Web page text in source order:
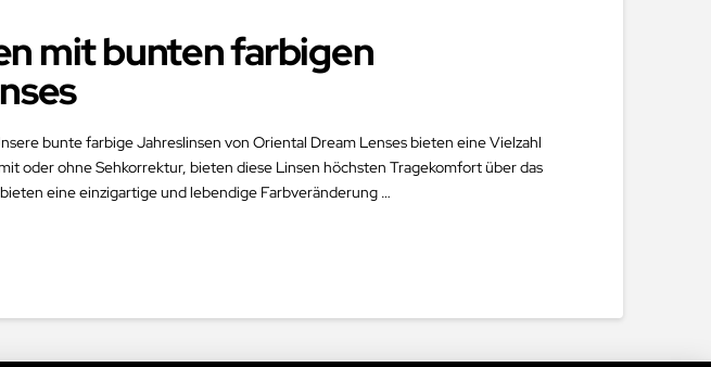
mit bunten farbigen
bunte farbige Jahreslinsen von Oriental Dream Lenses bieten eine Vielzahl
oder ohne Sehkorrektur, bieten diese Linsen höchsten Tragekomfort über das
eine einzigartige und lebendige Farbveränderung …